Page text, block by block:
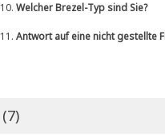
10. Welcher Brezel-Typ sind Sie?
11. Antwort auf eine nicht gestellte
(7)